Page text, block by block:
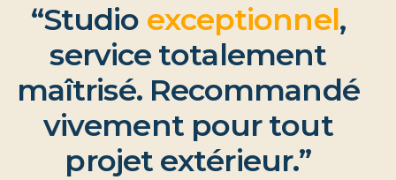
“Studio exceptionnel,
service totalement
maîtrisé. Recommandé
vivement pour tout
projet extérieur.”